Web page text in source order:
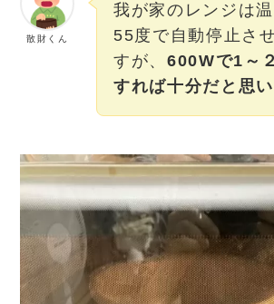
散財くん
我が家のレンジは
55度で自動停止さ
すが、600Wで1～
すれば十分だと思い